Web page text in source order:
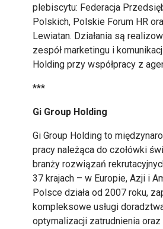
plebiscytu: Federacja
Polskich, Polskie Forum HR
Lewiatan. Działania są
zespół marketingu i
Holding przy współpracy z
***
Gi Group Holding
Gi Group Holding to
pracy należąca do czołówki
branży rozwiązań
37 krajach – w Europie, Azji i
Polsce działa od 2007 roku,
kompleksowe usługi
optymalizacji zatrudnienia oraz